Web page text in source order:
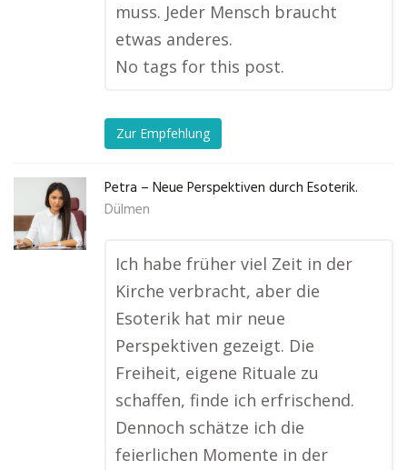
muss. Jeder Mensch braucht
etwas anderes.
No tags for this post.
Zur Empfehlung
Petra – Neue Perspektiven durch Esoterik.
Dülmen
Ich habe früher viel Zeit in der
Kirche verbracht, aber die
Esoterik hat mir neue
Perspektiven gezeigt. Die
Freiheit, eigene Rituale zu
schaffen, finde ich erfrischend.
Dennoch schätze ich die
feierlichen Momente in der